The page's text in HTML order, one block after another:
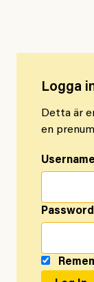
Logga
Detta är
en
Password